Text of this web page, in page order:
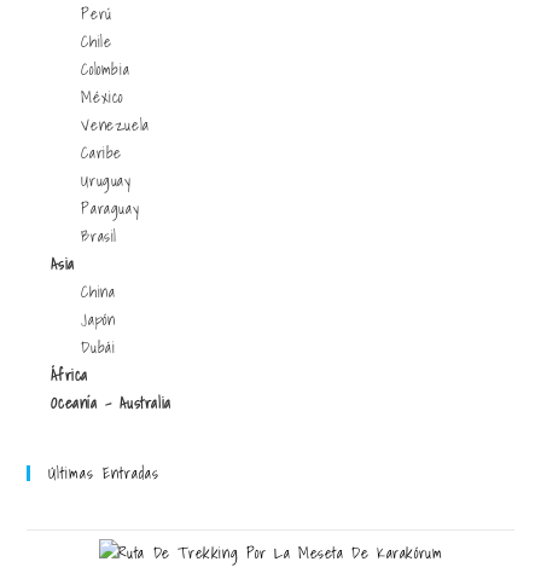
Perú
Chile
Colombia
México
Venezuela
Caribe
Uruguay
Paraguay
Brasil
Asia
China
Japón
Dubái
África
Oceanía - Australia
Últimas Entradas